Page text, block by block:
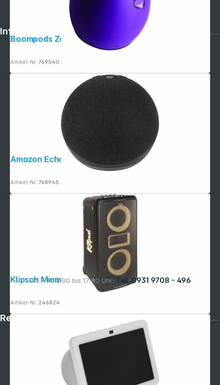
Mo. – Fr. 8:00 bis 17:00 Uhr: Tel. 0931 9708 - 496
Boompods Zero Purple
Artikel-Nr.:769540
Amazon Echo Dot 5 charcoal
Artikel-Nr.:768945
Klipsch Miami
Artikel-Nr.:246824
Informationen
Rechtliches